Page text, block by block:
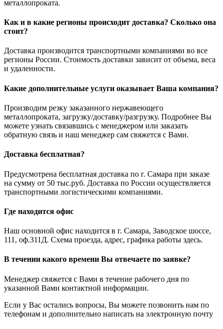
металлопроката.
Как и в какие регионы происходит доставка? Сколько она
стоит?
Доставка производится транспортными компаниями во все
регионы России. Стоимость доставки зависит от объема, веса
и удаленности.
Какие дополнительные услуги оказывает Ваша компания?
Производим резку заказанного нержавеющего
металлопроката, загрузку/доставку/разгрузку. Подробнее Вы
можете узнать связавшись с менеджером или заказать
обратную связь и наш менеджер сам свяжется с Вами.
Доставка бесплатная?
Предусмотрена бесплатная доставка по г. Самара при заказе
на сумму от 50 тыс.руб. Доставка по России осуществляется
транспортными логистическими компаниями.
Где находится офис
Наш основной офис находится в г. Самара, Заводское шоссе,
111, оф.311Д. Схема проезда, адрес, графика работы здесь.
В течении какого времени Вы отвечаете по заявке?
Менеджер свяжется с Вами в течение рабочего дня по
указанной Вами контактной информации.
Если у Вас остались вопросы, Вы можете позвонить нам по
телефонам и дополнительно написать на электронную почту